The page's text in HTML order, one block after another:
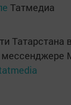
Татмедиа
Татарстана в